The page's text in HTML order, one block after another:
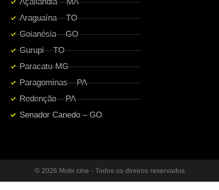
Araguaína – TO
Goianésia – GO
Gurupi – TO
Paracatu-MG
Paragominas – PA
Redenção – PA
Senador Canedo – GO
© 2026 Mobi cine - Todos os direiros reservados